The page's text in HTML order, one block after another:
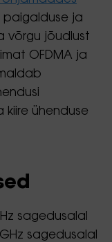
ja
võrgu jõudlust
OFDMA ja
ühenduse
sagedusalal
sagedusalal